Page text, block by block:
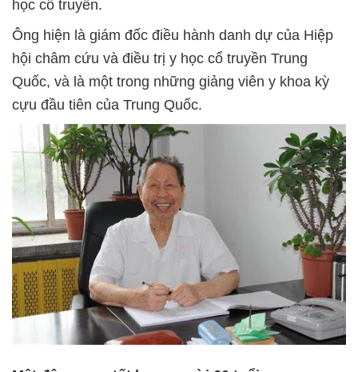
học cổ truyền.
Ông hiện là giám đốc điều hành danh dự của Hiệp
hội châm cứu và điều trị y học cổ truyền Trung
Quốc, và là một trong những giảng viên y khoa kỳ
cựu đầu tiên của Trung Quốc.